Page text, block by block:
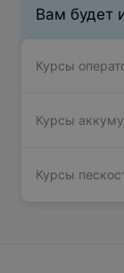
Вам будет
Курсы
Курсы
Курсы